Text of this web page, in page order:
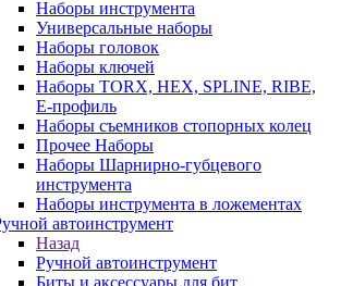
Наборы инструмента
Универсальные наборы
Наборы головок
Наборы ключей
Наборы TORX, HEX, SPLINE, RIBE,
E-профиль
Наборы съемников стопорных колец
Прочее Наборы
Наборы Шарнирно-губцевого
инструмента
Наборы инструмента в ложементах
автоинструмент
Назад
Ручной автоинструмент
Биты и аксессуары для бит